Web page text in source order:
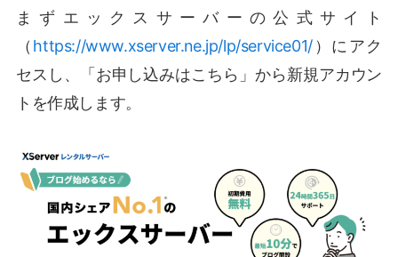
まずエックスサーバーの公式サイト
（ https://www.xserver.ne.jp/lp/service01/）にアク
セスし、「お申し込みはこちら」から新規アカウン
トを作成します。